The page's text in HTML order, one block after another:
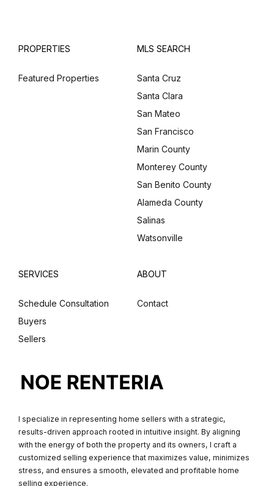
PROPERTIES
Featured Properties
MLS SEARCH
Santa Cruz
Santa Clara
San Mateo
San Francisco
Marin County
Monterey County
San Benito County
Alameda County
Salinas
Watsonville
SERVICES
Schedule Consultation
Buyers
Sellers
ABOUT
Contact
I specialize in representing home sellers with a strategic,
results-driven approach rooted in intuitive insight. By aligning
with the energy of both the property and its owners, I craft a
customized selling experience that maximizes value, minimizes
stress, and ensures a smooth, elevated and profitable home
selling experience.
Sign Up
(use: agent)